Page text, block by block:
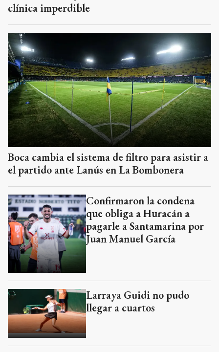
clínica imperdible
Boca cambia el sistema de filtro para asistir a
el partido ante Lanús en La Bombonera
Confirmaron la condena
que obliga a Huracán a
pagarle a Santamarina por
Juan Manuel García
Larraya Guidi no pudo
llegar a cuartos